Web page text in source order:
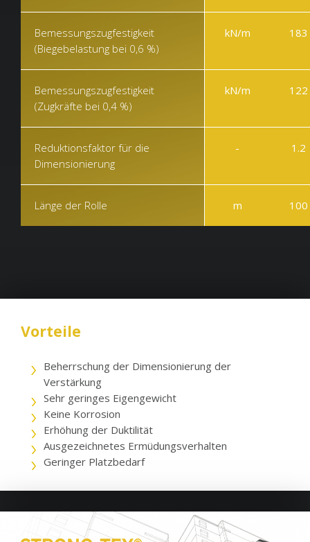
Bemessungszugfestigkeit
(Biegebelastung bei 0,6 %)
kN/m 183
Bemessungszugfestigkeit
(Zugkräfte bei 0,4 %)
kN/m 122
Reduktionsfaktor für die
Dimensionierung
- 1.2
Länge der Rolle m 100
Vorteile
Beherrschung der Dimensionierung der
Verstärkung
Sehr geringes Eigengewicht
Keine Korrosion
Erhöhung der Duktilität
Ausgezeichnetes Ermüdungsverhalten
Geringer Platzbedarf